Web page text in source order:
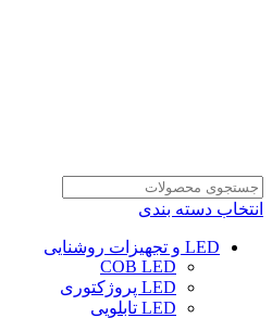
انتخاب دسته بندی
LED و تجهیزات روشنایی
COB LED
LED پروژکتوری
LED تابلویی